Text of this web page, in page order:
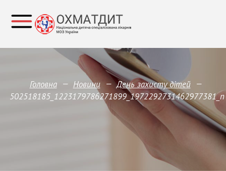
Головна — Новини — День захисту дітей —
502518185_1223179786271899_1972292731462977381_n